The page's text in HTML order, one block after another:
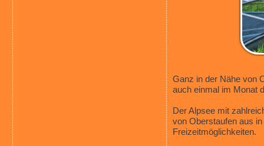
Ganz in der Nähe von
auch einmal im Monat
Der Alpsee mit
von Oberstaufen aus
Freizeitmöglichkeiten.